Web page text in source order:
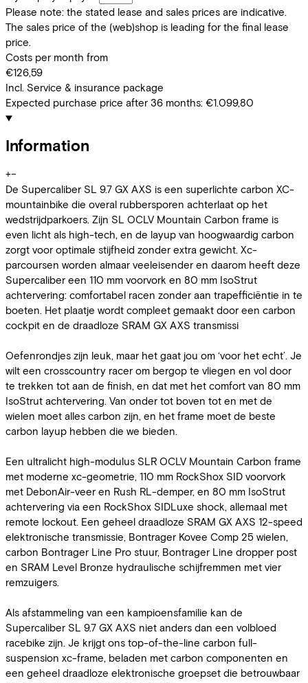
Please note: the stated lease and sales prices are indicative.
The sales price of the (web)shop is leading for the final lease
price.
Costs per month from
€126,59
Incl. Service & insurance package
Expected purchase price after 36 months: €1.099,80
Information
+−
De Supercaliber SL 9.7 GX AXS is een superlichte carbon XC-
mountainbike die overal rubbersporen achterlaat op het
wedstrijdparkoers. Zijn SL OCLV Mountain Carbon frame is
even licht als high-tech, en de layup van hoogwaardig carbon
zorgt voor optimale stijfheid zonder extra gewicht. Xc-
parcoursen worden almaar veeleisender en daarom heeft deze
Supercaliber een 110 mm voorvork en 80 mm IsoStrut
achtervering: comfortabel racen zonder aan trapefficiëntie in te
boeten. Het plaatje wordt compleet gemaakt door een carbon
cockpit en de draadloze SRAM GX AXS transmissi
Oefenrondjes zijn leuk, maar het gaat jou om ‘voor het echt’. Je
wilt een crosscountry racer om bergop te vliegen en vol door
te trekken tot aan de finish, en dat met het comfort van 80 mm
IsoStrut achtervering. Van onder tot boven tot en met de
wielen moet alles carbon zijn, en het frame moet de beste
carbon layup hebben die we bieden.
Een ultralicht high-modulus SLR OCLV Mountain Carbon frame
met moderne xc-geometrie, 110 mm RockShox SID voorvork
met DebonAir-veer en Rush RL-demper, en 80 mm IsoStrut
achtervering via een RockShox SIDLuxe shock, allemaal met
remote lockout. Een geheel draadloze SRAM GX AXS 12-speed
elektronische transmissie, Bontrager Kovee Comp 25 wielen,
carbon Bontrager Line Pro stuur, Bontrager Line dropper post
en SRAM Level Bronze hydraulische schijfremmen met vier
remzuigers.
Als afstammeling van een kampioensfamilie kan de
Supercaliber SL 9.7 GX AXS niet anders dan een volbloed
racebike zijn. Je krijgt ons top-of-the-line carbon full-
suspension xc-frame, beladen met carbon componenten en
een geheel draadloze elektronische groepset die betrouwbaar